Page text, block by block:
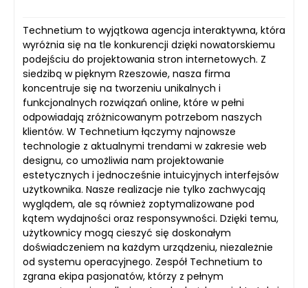
Technetium to wyjątkowa agencja interaktywna, która
wyróżnia się na tle konkurencji dzięki nowatorskiemu
podejściu do projektowania stron internetowych. Z
siedzibą w pięknym Rzeszowie, nasza firma
koncentruje się na tworzeniu unikalnych i
funkcjonalnych rozwiązań online, które w pełni
odpowiadają zróżnicowanym potrzebom naszych
klientów. W Technetium łączymy najnowsze
technologie z aktualnymi trendami w zakresie web
designu, co umożliwia nam projektowanie
estetycznych i jednocześnie intuicyjnych interfejsów
użytkownika. Nasze realizacje nie tylko zachwycają
wyglądem, ale są również zoptymalizowane pod
kątem wydajności oraz responsywności. Dzięki temu,
użytkownicy mogą cieszyć się doskonałym
doświadczeniem na każdym urządzeniu, niezależnie
od systemu operacyjnego. Zespół Technetium to
zgrana ekipa pasjonatów, którzy z pełnym